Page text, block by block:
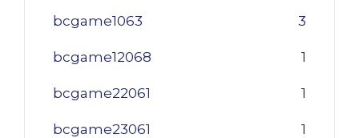
bcgame1063 3
bcgame12068 1
bcgame22061 1
bcgame23061 1